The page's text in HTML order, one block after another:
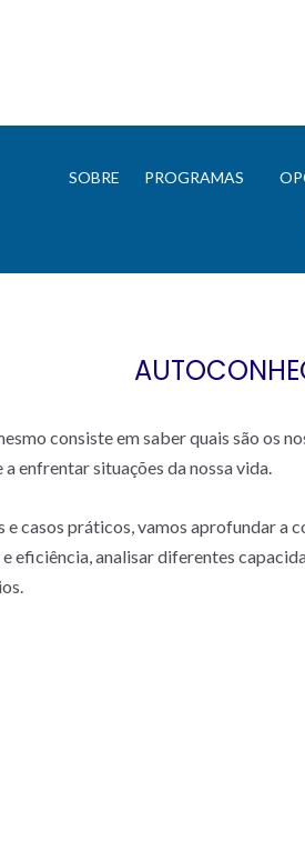
SOBRE PROGRAMAS
consiste em saber quais são os
enfrentar situações da nossa vida.
casos práticos, vamos aprofundar a
eficiência, analisar diferentes